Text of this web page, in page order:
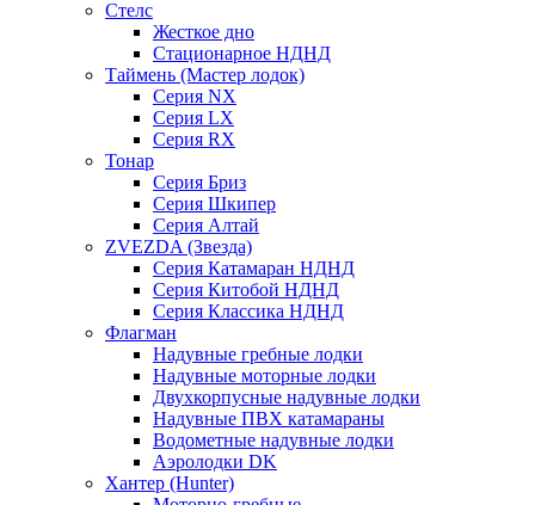
Стелс
Жесткое дно
Стационарное НДНД
Таймень (Мастер лодок)
Серия NX
Серия LX
Серия RX
Тонар
Серия Бриз
Серия Шкипер
Серия Алтай
ZVEZDA (Звезда)
Серия Катамаран НДНД
Серия Китобой НДНД
Серия Классика НДНД
Флагман
Надувные гребные лодки
Надувные моторные лодки
Двухкорпусные надувные лодки
Надувные ПВХ катамараны
Водометные надувные лодки
Аэролодки DK
Хантер (Hunter)